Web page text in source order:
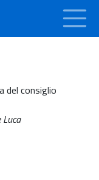
del consiglio